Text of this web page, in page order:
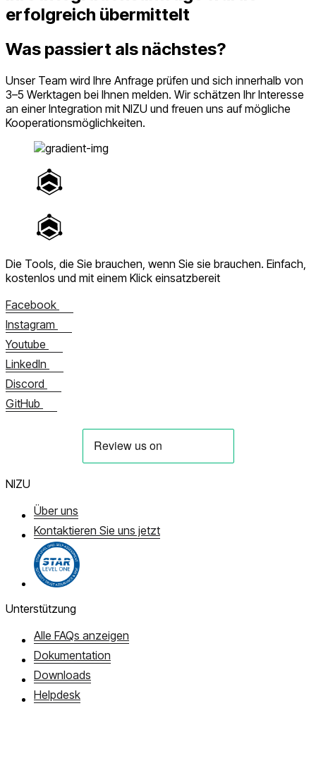
erfolgreich übermittelt
Was passiert als nächstes?
Unser Team wird Ihre Anfrage prüfen und sich innerhalb von
3–5 Werktagen bei Ihnen melden. Wir schätzen Ihr Interesse
an einer Integration mit NIZU und freuen uns auf mögliche
Kooperationsmöglichkeiten.
Die Tools, die Sie brauchen, wenn Sie sie brauchen. Einfach,
kostenlos und mit einem Klick einsatzbereit
Facebook
Instagram
Youtube
LinkedIn
Discord
GitHub
NIZU
Über uns
Kontaktieren Sie uns jetzt
Unterstützung
Alle FAQs anzeigen
Dokumentation
Downloads
Helpdesk